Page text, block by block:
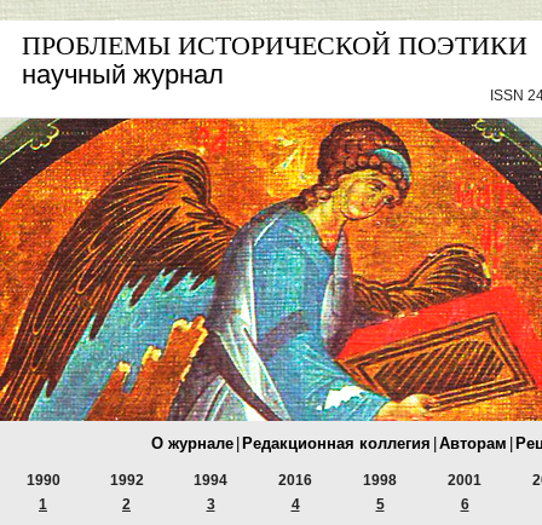
ПРОБЛЕМЫ ИСТОРИЧЕСКОЙ ПОЭТИКИ
научный журнал
ISSN
О журнале Редакционная коллегия Авторам
1990
1
1992
2
1994
3
2016
4
1998
5
2001
6